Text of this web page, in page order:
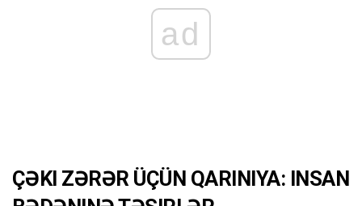
ad
ÇƏKI ZƏRƏR ÜÇÜN QARINIYA: INSAN